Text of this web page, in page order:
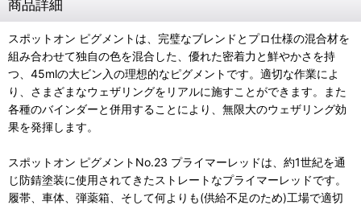
商品詳細
スポットオン ピグメントは、完璧なブレンドとプロ仕様の混合材を
組み合わせて独自の色を混合した、優れた密着力と鮮やかさを持
つ、45mlの大ビン入の理想的なピグメントです。適切な作業によ
り、さまざまなウェザリングをリアルに施すことができます。また
各種のバインダーと併用することにより、無限大のウェザリング効
果を発揮します。
スポットオン ピグメントNo.23 プライマーレッドは、約1世紀を通
じ防錆塗装に使用されてきたストレートなプライマーレッドです。
履帯、車体、弾薬箱、そして何よりも(供給不足のため)工場で適切